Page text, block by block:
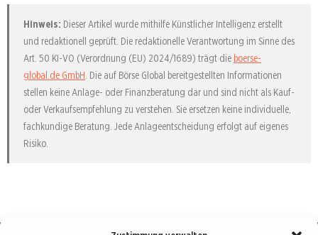
Hinweis: Dieser Artikel wurde mithilfe Künstlicher Intelligenz erstellt
und redaktionell geprüft. Die redaktionelle Verantwortung im Sinne des
Art. 50 KI-VO (Verordnung (EU) 2024/1689) trägt die boerse-
global.de GmbH. Die auf Börse Global bereitgestellten Informationen
stellen keine Anlage- oder Finanzberatung dar und sind nicht als Kauf-
oder Verkaufsempfehlung zu verstehen. Sie ersetzen keine individuelle,
fachkundige Beratung. Jede Anlageentscheidung erfolgt auf eigenes
Risiko.